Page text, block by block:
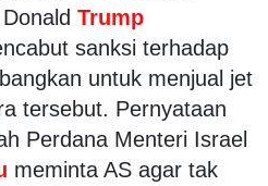
Trump
sanksi terhadap
untuk menjual jet
tersebut. Pernyataan
Perdana Menteri Israel
meminta AS agar tak